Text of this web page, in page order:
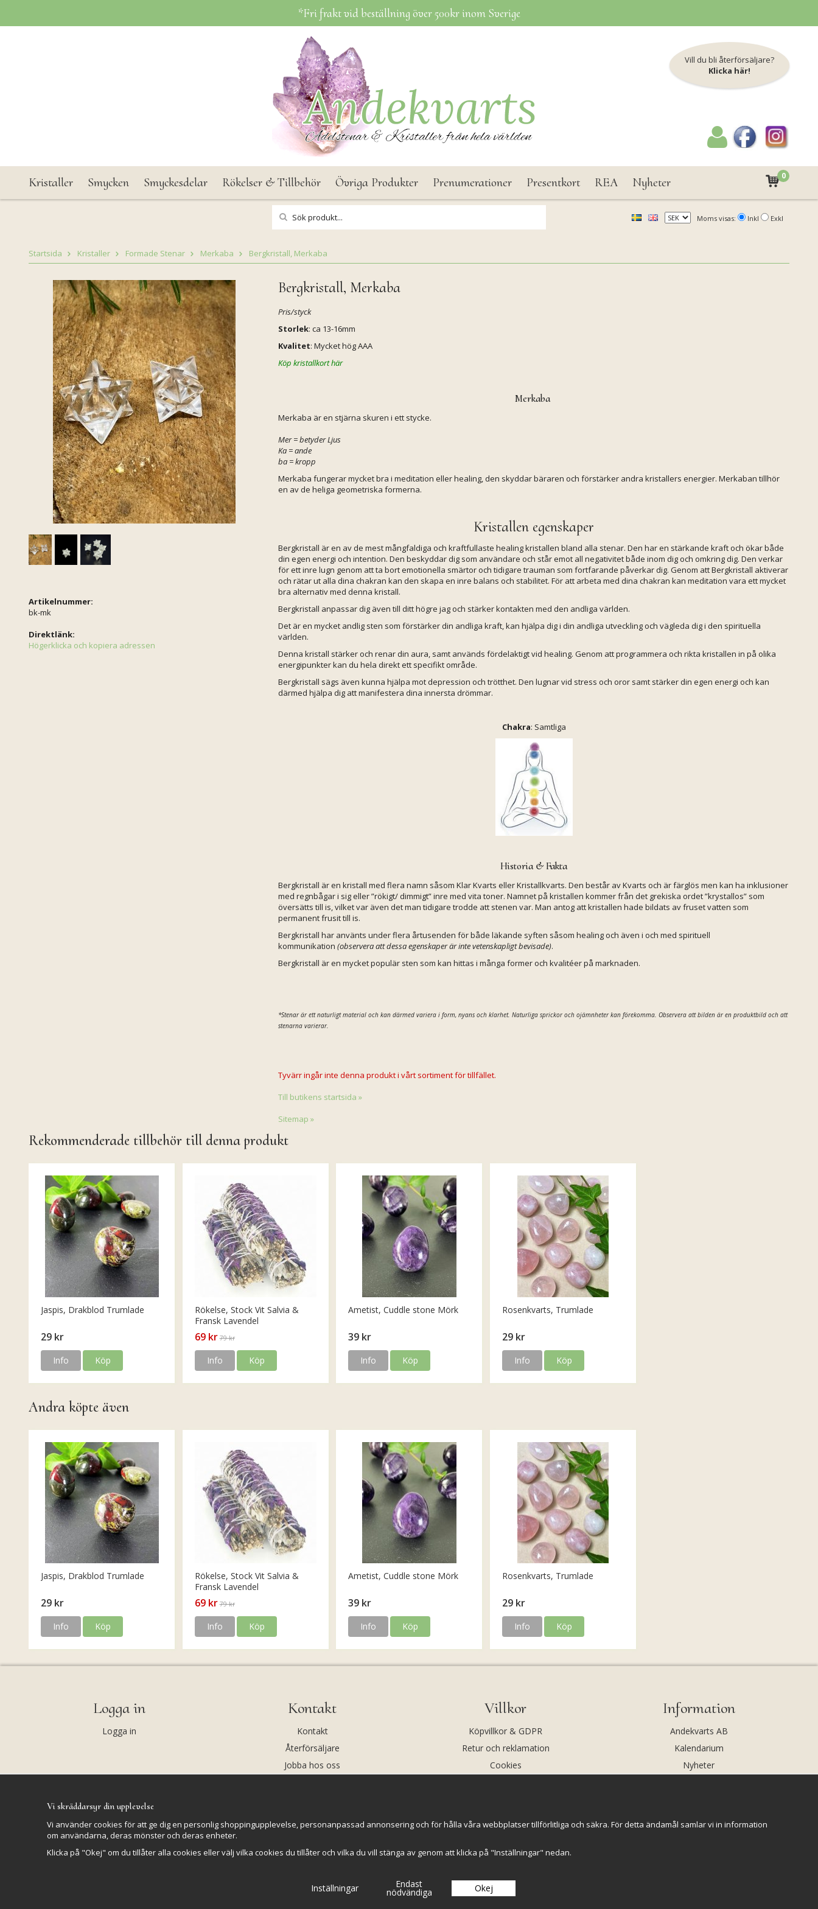
*Fri frakt vid beställning över 500kr inom Sverige
Vill du bli återförsäljare?
Klicka här!
Kristaller Smycken Smyckesdelar Rökelser & Tillbehör Övriga Produkter Prenumerationer Presentkort REA Nyheter 0
Moms visas: Inkl Exkl
Startsida Kristaller Formade Stenar Merkaba Bergkristall, Merkaba
Artikelnummer:
bk-mk
Direktlänk:
Högerklicka och kopiera adressen
Bergkristall, Merkaba
Pris/styck
Storlek: ca 13-16mm
Kvalitet: Mycket hög AAA
Köp kristallkort här
Merkaba
Merkaba är en stjärna skuren i ett stycke.
Mer = betyder Ljus
Ka = ande
ba = kropp
Merkaba fungerar mycket bra i meditation eller healing, den skyddar bäraren och förstärker andra kristallers energier. Merkaban tillhör
en av de heliga geometriska formerna.
Kristallen egenskaper
Bergkristall är en av de mest mångfaldiga och kraftfullaste healing kristallen bland alla stenar. Den har en stärkande kraft och ökar både
din egen energi och intention. Den beskyddar dig som användare och står emot all negativitet både inom dig och omkring dig. Den verkar
för ett inre lugn genom att ta bort emotionella smärtor och tidigare trauman som fortfarande påverkar dig. Genom att Bergkristall aktiverar
och rätar ut alla dina chakran kan den skapa en inre balans och stabilitet. För att arbeta med dina chakran kan meditation vara ett mycket
bra alternativ med denna kristall.
Bergkristall anpassar dig även till ditt högre jag och stärker kontakten med den andliga världen.
Det är en mycket andlig sten som förstärker din andliga kraft, kan hjälpa dig i din andliga utveckling och vägleda dig i den spirituella
världen.
Denna kristall stärker och renar din aura, samt används fördelaktigt vid healing. Genom att programmera och rikta kristallen in på olika
energipunkter kan du hela direkt ett specifikt område.
Bergkristall sägs även kunna hjälpa mot depression och trötthet. Den lugnar vid stress och oror samt stärker din egen energi och kan
därmed hjälpa dig att manifestera dina innersta drömmar.
Chakra: Samtliga
Historia & Fakta
Bergkristall är en kristall med flera namn såsom Klar Kvarts eller Kristallkvarts. Den består av Kvarts och är färglös men kan ha inklusioner
med regnbågar i sig eller ”rökigt/ dimmigt” inre med vita toner. Namnet på kristallen kommer från det grekiska ordet ”krystallos” som
översätts till is, vilket var även det man tidigare trodde att stenen var. Man antog att kristallen hade bildats av fruset vatten som
permanent frusit till is.
Bergkristall har använts under flera årtusenden för både läkande syften såsom healing och även i och med spirituell
kommunikation (observera att dessa egenskaper är inte vetenskapligt bevisade).
Bergkristall är en mycket populär sten som kan hittas i många former och kvalitéer på marknaden.
*Stenar är ett naturligt material och kan därmed variera i form, nyans och klarhet. Naturliga sprickor och ojämnheter kan förekomma. Observera att bilden är en produktbild och att
stenarna varierar.
Tyvärr ingår inte denna produkt i vårt sortiment för tillfället.
Till butikens startsida »
Sitemap »
Rekommenderade tillbehör till denna produkt
Jaspis, Drakblod Trumlade
29 kr
Info Köp
Rökelse, Stock Vit Salvia &
Fransk Lavendel
69 kr 79 kr
Info Köp
Ametist, Cuddle stone Mörk
39 kr
Info Köp
Rosenkvarts, Trumlade
29 kr
Info Köp
Andra köpte även
Jaspis, Drakblod Trumlade
29 kr
Info Köp
Rökelse, Stock Vit Salvia &
Fransk Lavendel
69 kr 79 kr
Info Köp
Ametist, Cuddle stone Mörk
39 kr
Info Köp
Rosenkvarts, Trumlade
29 kr
Info Köp
Logga in
Logga in
Kontakt
Kontakt
Återförsäljare
Jobba hos oss
Villkor
Köpvillkor & GDPR
Retur och reklamation
Cookies
Information
Andekvarts AB
Kalendarium
Nyheter
Vi skräddarsyr din upplevelse
Vi använder cookies för att ge dig en personlig shoppingupplevelse, personanpassad annonsering och för hålla våra webbplatser tillförlitliga och säkra. För detta ändamål samlar vi in information
om användarna, deras mönster och deras enheter.
Klicka på "Okej" om du tillåter alla cookies eller välj vilka cookies du tillåter och vilka du vill stänga av genom att klicka på "Inställningar" nedan.
Inställningar Endast
nödvändiga Okej